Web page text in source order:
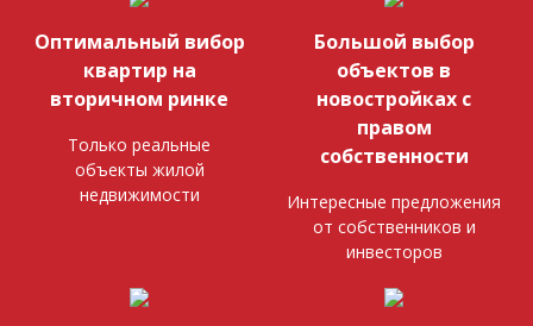
Оптимальный вибор
квартир на
вторичном ринке
Только реальные
объекты жилой
недвижимости
Большой выбор
объектов в
новостройках с
правом
собственности
Интересные предложения
от собственников и
инвесторов